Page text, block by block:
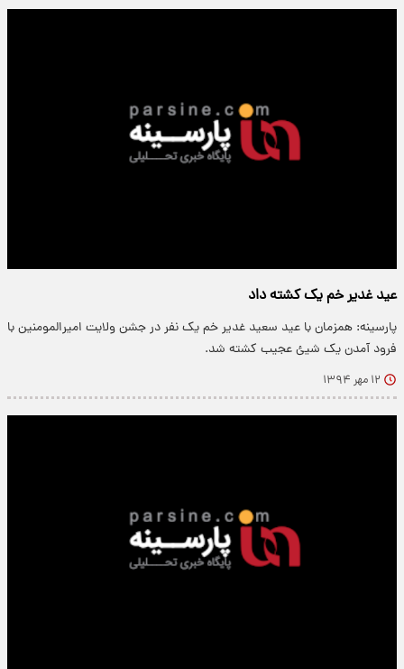
عید غدیر خم یک کشته داد
پارسینه: همزمان با عید سعید غدیر خم یک نفر در جشن ولایت امیرالمومنین با
فرود آمدن یک شیئ عجیب کشته شد.
۱۲ مهر ۱۳۹۴